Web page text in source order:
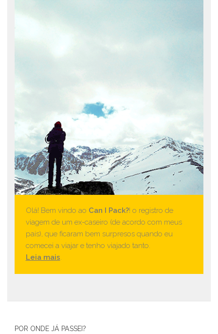
Olá! Bem vindo ao Can I Pack?! o registro de
viagem de um ex-caseiro (de acordo com meus
pais), que ficaram bem surpresos quando eu
comecei a viajar e tenho viajado tanto.
Leia mais.
POR ONDE JÁ PASSEI?